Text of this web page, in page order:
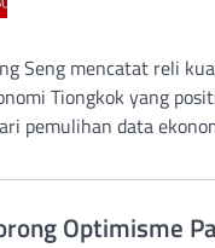
Seng mencatat reli
Tiongkok yang
pemulihan data
Optimisme